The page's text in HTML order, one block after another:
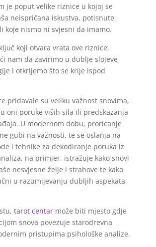
je poput velike riznice u kojoj se
neispričana iskustva, potisnute
koje nismo ni svjesni da imamo.
koji otvara vrata ove riznice,
nam da zavirimo u dublje slojeve
i otkrijemo što se krije ispod
pridavale su veliku važnost snovima,
oni poruke viših sila ili predskazanja
U modernom dobu, proricanje
gubi na važnosti, te se oslanja na
i tehnike za dekodiranje poruka iz
na primjer, istražuje kako snovi
nesvjesne želje i strahove te kako
u razumijevanju dubljih aspekata
tarot centarmože biti mjesto gdje
snova povezuje starodrevna
pristupima psihološke analize.